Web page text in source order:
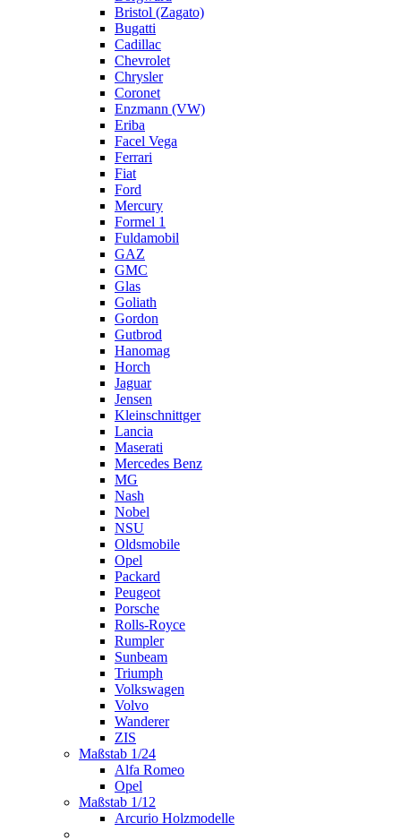
Bristol (Zagato)
Bugatti
Cadillac
Chevrolet
Chrysler
Coronet
Enzmann (VW)
Eriba
Facel Vega
Ferrari
Fiat
Ford
Mercury
Formel 1
Fuldamobil
GAZ
GMC
Glas
Goliath
Gordon
Gutbrod
Hanomag
Horch
Jaguar
Jensen
Kleinschnittger
Lancia
Maserati
Mercedes Benz
MG
Nash
Nobel
NSU
Oldsmobile
Opel
Packard
Peugeot
Porsche
Rolls-Royce
Rumpler
Sunbeam
Triumph
Volkswagen
Volvo
Wanderer
ZIS
Maßstab 1/24
Alfa Romeo
Opel
Maßstab 1/12
Arcurio Holzmodelle